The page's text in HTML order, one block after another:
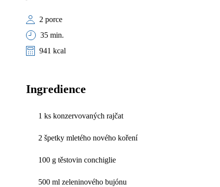
2 porce
35 min.
941 kcal
Ingredience
1 ks konzervovaných rajčat
2 špetky mletého nového koření
100 g těstovin conchiglie
500 ml zeleninového bujónu